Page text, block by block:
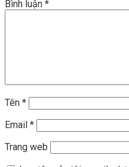
Bình luận *
Tên *
Email *
Trang web